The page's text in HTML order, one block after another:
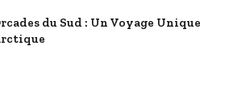
du Sud : Un Voyage Unique